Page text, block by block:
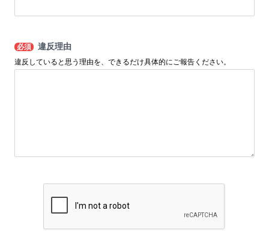
必須 違反理由
違反していると思う理由を、できるだけ具体的にご報告ください。